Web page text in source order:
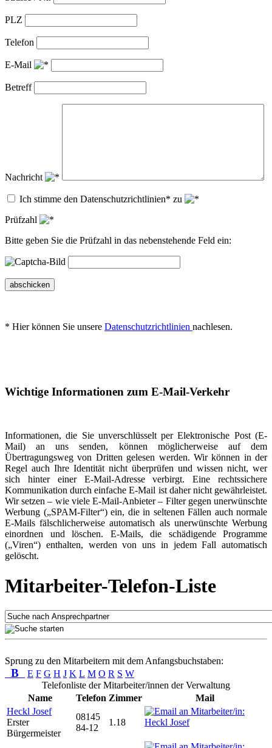
PLZ
Telefon
E-Mail
Betreff
Nachricht
Ich stimme den Datenschutzrichtlinien* zu
Prüfzahl
Bitte geben Sie die Prüfzahl in das nebenstehende Feld ein:
abschicken
* Hier können Sie unsere Datenschutzrichtlinien nachlesen.
Wichtige Informationen zum E-Mail-Verkehr
Informationen, die Sie unverschlüsselt per Elektronische Post (E-
Mail) an uns senden, können möglicherweise auf dem
Übertragungsweg von Dritten gelesen werden. Wir können in der
Regel auch Ihre Identität nicht überprüfen und wissen nicht, wer
sich hinter einer E-Mail-Adresse verbirgt. Eine rechtssichere
Kommunikation durch einfache E-Mail ist daher nicht gewährleistet.
Wir setzen – wie viele E-Mail-Anbieter – Filter gegen unerwünschte
Werbung („SPAM-Filter“) ein, die in seltenen Fällen auch normale
E-Mails fälschlicherweise automatisch als unerwünschte Werbung
einordnen und löschen. E-Mails, die schädigende Programme
(„Viren“) enthalten, werden von uns in jedem Fall automatisch
gelöscht.
Mitarbeiter-Telefon-Liste
Sprung zu den Mitarbeitern mit dem Anfangsbuchstaben:
B E F G H J K L M O R S W
Telefonliste der Mitarbeiter/innen der Verwaltung
Name
Telefon Zimmer
Mail
Heckl Josef
Erster
Bürgermeister
08145
84-12
1.18